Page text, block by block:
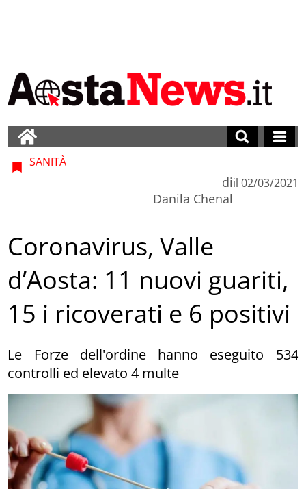
SANITÀ
di
Danila Chenal
il 02/03/2021
Coronavirus, Valle
d’Aosta: 11 nuovi guariti,
15 i ricoverati e 6 positivi
Le Forze dell'ordine hanno eseguito 534
controlli ed elevato 4 multe